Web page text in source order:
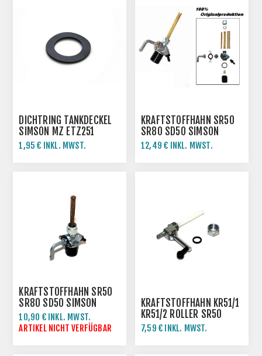
DICHTRING TANKDECKEL
SIMSON MZ ETZ251
1,95 € INKL. MWST.
KRAFTSTOFFHAHN SR50
SR80 SD50 SIMSON
ROLLER
12,49 € INKL. MWST.
KRAFTSTOFFHAHN SR50
SR80 SD50 SIMSON
ROLLER
10,90 € INKL. MWST.
ARTIKEL NICHT VERFÜGBAR
KRAFTSTOFFHAHN KR51/1
KR51/2 ROLLER SR50
SR80 SIMSON
7,59 € INKL. MWST.